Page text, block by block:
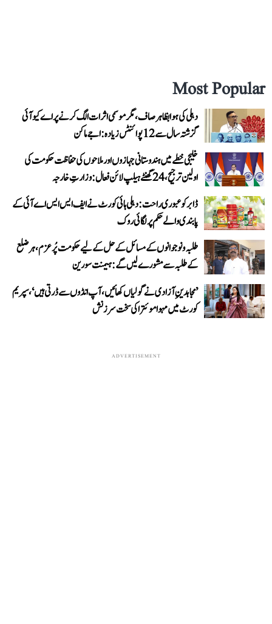
Most Popular
دہلی کی ہوا بظاہر صاف، مگر موسمی اثرات الگ کرنے پر اے کیو آئی
گزشتہ سال سے 12 پوائنٹس زیادہ: اجے ماکن
خلیجی خطے میں ہندوستانی جہازوں اور ملاحوں کی حفاظت حکومت کی
اولین ترجیح، 24 گھنٹے ہیلپ لائن فعال: وزارتِ خارجہ
ڈابر کو عبوری راحت: دہلی ہائی کورٹ نے ایف ایس ایس اے آئی کے
پابندی والے حکم پر لگائی روک
طلبہ و نوجوانوں کے مسائل کے حل کے لیے حکومت پُرعزم، ہر ضلع
کے طلبہ سے مشورے لیں گے: ہیمنت سورین
’مجاہدینِ آزادی نے گولیاں کھائیں، آپ انڈوں سے ڈرتی ہیں‘، سپریم
کورٹ میں مہوا موئترا کی سخت سرزنش
ADVERTISEMENT